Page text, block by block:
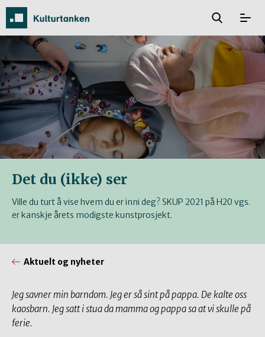
Det du (ikke) ser
Ville du turt å vise hvem du er inni deg? SKUP 2021 på H20 vgs.
er kanskje årets modigste kunstprosjekt.
Aktuelt og nyheter
Jeg savner min barndom. Jeg er så sint på pappa. De kalte oss
kaosbarn. Jeg satt i stua da mamma og pappa sa at vi skulle på
ferie.